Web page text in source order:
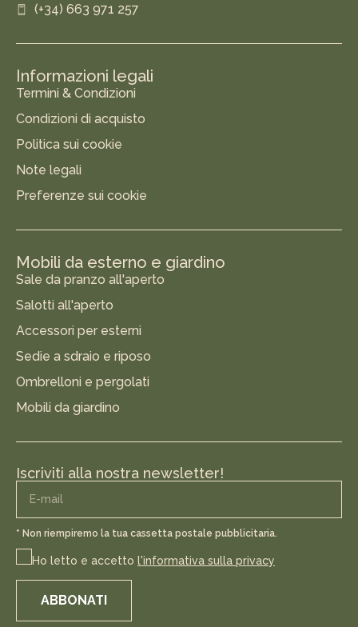
(+34) 663 971 257
Informazioni legali
Termini & Condizioni
Condizioni di acquisto
Politica sui cookie
Note legali
Preferenze sui cookie
Mobili da esterno e giardino
Sale da pranzo all'aperto
Salotti all'aperto
Accessori per esterni
Sedie a sdraio e riposo
Ombrelloni e pergolati
Mobili da giardino
Iscriviti alla nostra newsletter!
* Non riempiremo la tua cassetta postale pubblicitaria.
Ho letto e accetto l'informativa sulla privacy
ABBONATI